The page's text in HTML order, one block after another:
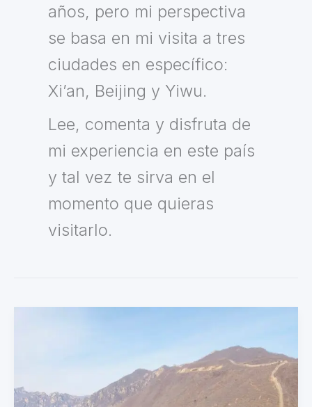
años, pero mi perspectiva
se basa en mi visita a tres
ciudades en específico:
Xi’an, Beijing y Yiwu.
Lee, comenta y disfruta de
mi experiencia en este país
y tal vez te sirva en el
momento que quieras
visitarlo.
china: